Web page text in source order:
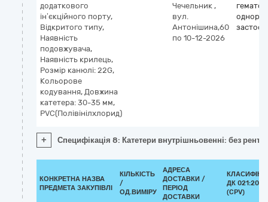
додаткового
ін’єкційного порту,
Відкритого типу,
Наявність
подовжувача,
Наявність крилець,
Розмір канюлі: 22G,
Кольорове
кодування, Довжина
катетера: 30-35 мм,
PVC(Полівінілхлорид)
Чечельник ,
вул.
Антонішина,60
по 10-12-2026
+ Специфікація 8: Катетери внутрішньовенні: без
КОНКРЕТНА НАЗВА
ПРЕДМЕТА ЗАКУПІВЛІ
КІЛЬКІСТЬ
/
ОД.ВИМІРУ
АДРЕСА
ДОСТАВКИ /
ПЕРІОД
ДОСТАВКИ
ДК 021:2015
(CPV)